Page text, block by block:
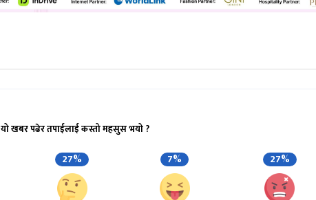
यो खबर पढेर तपाईलाई कस्तो महसुस भयो ?
27% 7% 27%